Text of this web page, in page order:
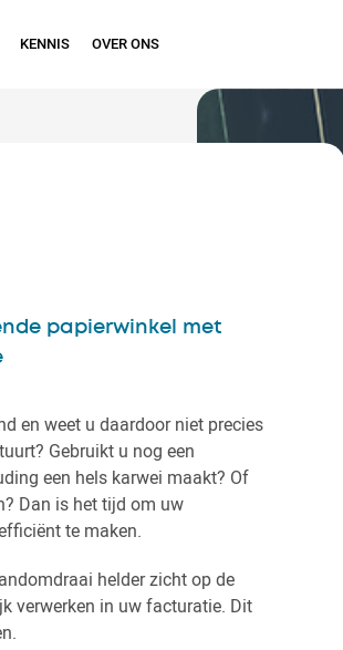
KENNIS OVER ONS
papierwinkel met
en weet u daardoor niet precies
Gebruikt u nog een
een hels karwei maakt? Of
Dan is het tijd om uw
te maken.
helder zicht op de
verwerken in uw facturatie. Dit